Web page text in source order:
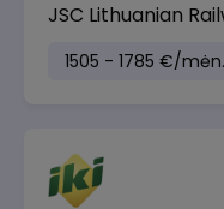
JSC Lithuanian
1505 - 1785 €/mėn.